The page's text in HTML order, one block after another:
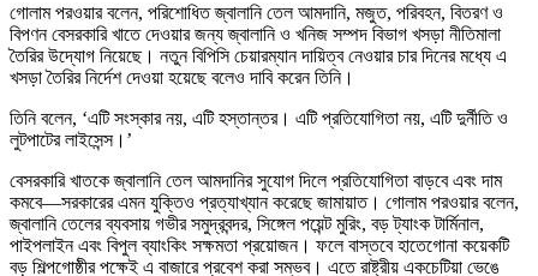
গোলাম পরওয়ার বলেন, পরিশোধিত জ্বালানি তেল আমদানি, মজুত, পরিবহন, বিতরণ ও
বিপণন বেসরকারি খাতে দেওয়ার জন্য জ্বালানি ও খনিজ সম্পদ বিভাগ খসড়া নীতিমালা
তৈরির উদ্যোগ নিয়েছে। নতুন বিপিসি চেয়ারম্যান দায়িত্ব নেওয়ার চার দিনের মধ্যে এ
খসড়া তৈরির নির্দেশ দেওয়া হয়েছে বলেও দাবি করেন তিনি।
তিনি বলেন, ‘এটি সংস্কার নয়, এটি হস্তান্তর। এটি প্রতিযোগিতা নয়, এটি দুর্নীতি ও
লুটপাটের লাইসেন্স।’
বেসরকারি খাতকে জ্বালানি তেল আমদানির সুযোগ দিলে প্রতিযোগিতা বাড়বে এবং দাম
কমবে—সরকারের এমন যুক্তিও প্রত্যাখ্যান করেছে জামায়াত। গোলাম পরওয়ার বলেন,
জ্বালানি তেলের ব্যবসায় গভীর সমুদ্রবন্দর, সিঙ্গেল পয়েন্ট মুরিং, বড় ট্যাংক টার্মিনাল,
পাইপলাইন এবং বিপুল ব্যাংকিং সক্ষমতা প্রয়োজন। ফলে বাস্তবে হাতেগোনা কয়েকটি
বড় শিল্পগোষ্ঠীর পক্ষেই এ বাজারে প্রবেশ করা সম্ভব। এতে রাষ্ট্রীয় একচেটিয়া ভেঙে